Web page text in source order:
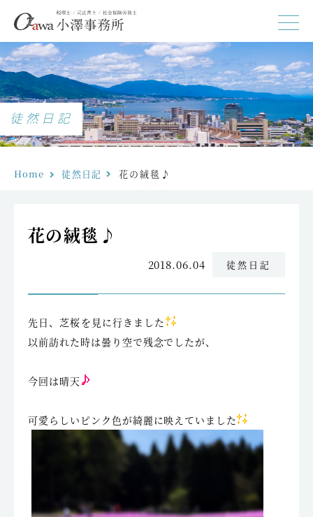
徒然日記
Home 徒然日記 花の絨毯♪
花の絨毯♪
2018.06.04 徒然日記
先日、芝桜を見に行きました
以前訪れた時は曇り空で残念でしたが、
今回は晴天
可愛らしいピンク色が綺麗に映えていました